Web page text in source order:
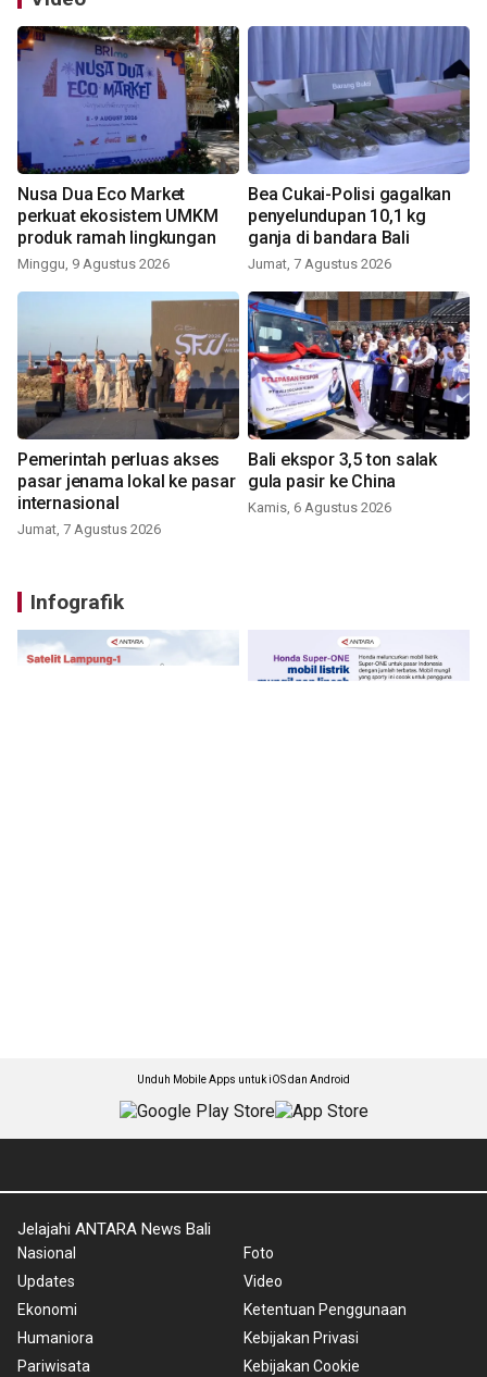
Nusa Dua Eco Market
perkuat ekosistem UMKM
produk ramah lingkungan
Minggu, 9 Agustus 2026
Bea Cukai-Polisi gagalkan
penyelundupan 10,1 kg
ganja di bandara Bali
Jumat, 7 Agustus 2026
Pemerintah perluas akses
pasar jenama lokal ke pasar
internasional
Jumat, 7 Agustus 2026
Bali ekspor 3,5 ton salak
gula pasir ke China
Kamis, 6 Agustus 2026
Infografik
Unduh Mobile Apps untuk iOS dan Android
Jelajahi ANTARA News Bali
Nasional
Updates
Ekonomi
Humaniora
Pariwisata
Foto
Video
Ketentuan Penggunaan
Kebijakan Privasi
Kebijakan Cookie